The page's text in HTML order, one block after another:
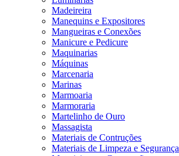
Madeireira
Manequins e Expositores
Mangueiras e Conexões
Manicure e Pedicure
Maquinarias
Máquinas
Marcenaria
Marinas
Marmoaria
Marmoraria
Martelinho de Ouro
Massagista
Materiais de Contruções
Materiais de Limpeza e Segurança